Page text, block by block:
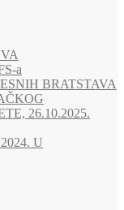
a
BRATSTAVA
26.10.2025.
U